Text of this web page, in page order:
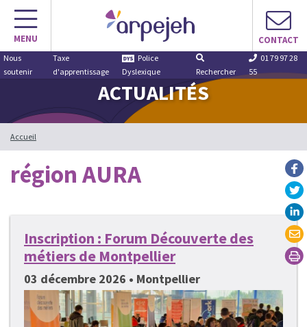
Aller
contenu
MENU CONTACT
Nous
soutenir
Taxe
d'apprentissage
Police
Dyslexique
Rechercher
01 79 97 28
55
ACTUALITÉS
Accueil
région AURA
Inscription : Forum Découverte des
métiers de Montpellier
03 décembre 2026 • Montpellier